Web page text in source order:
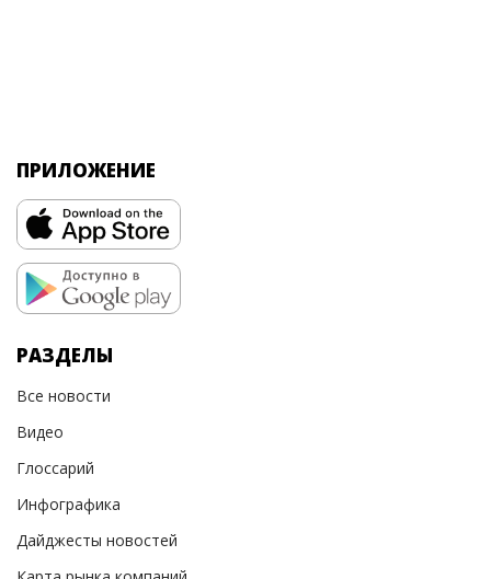
ПРИЛОЖЕНИЕ
РАЗДЕЛЫ
Все новости
Видео
Глоссарий
Инфографика
Дайджесты новостей